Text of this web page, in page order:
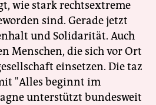
wie stark rechtsextreme
sind. Gerade jetzt
und Solidarität. Auch
Menschen, die sich vor Ort
einsetzen. Die taz
"Alles beginnt im
unterstützt bundesweit